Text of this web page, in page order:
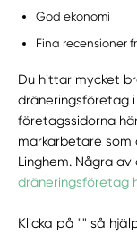
God ekonomi
Fina recensioner
Du hittar mycket
dräneringsföretag
företagssidorna
markarbetare som
Linghem. Några
dräneringsföretag
Klicka på "" så